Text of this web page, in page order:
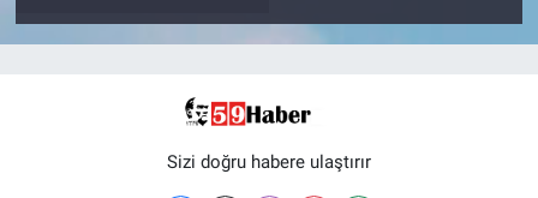
Sizi doğru habere ulaştırır